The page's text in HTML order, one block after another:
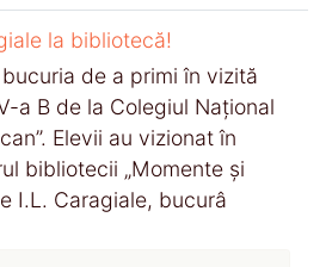
la bibliotecă!
de a primi în vizită
a B de la Colegiul Național
Elevii au vizionat în
bibliotecii „Momente și
I.L. Caragiale, bucurâ